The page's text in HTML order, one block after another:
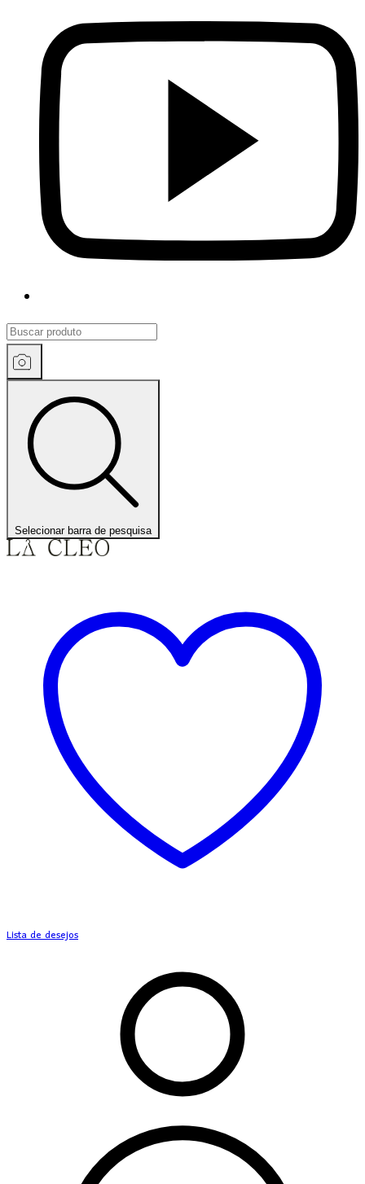
Selecionar barra de pesquisa
Lista de desejos